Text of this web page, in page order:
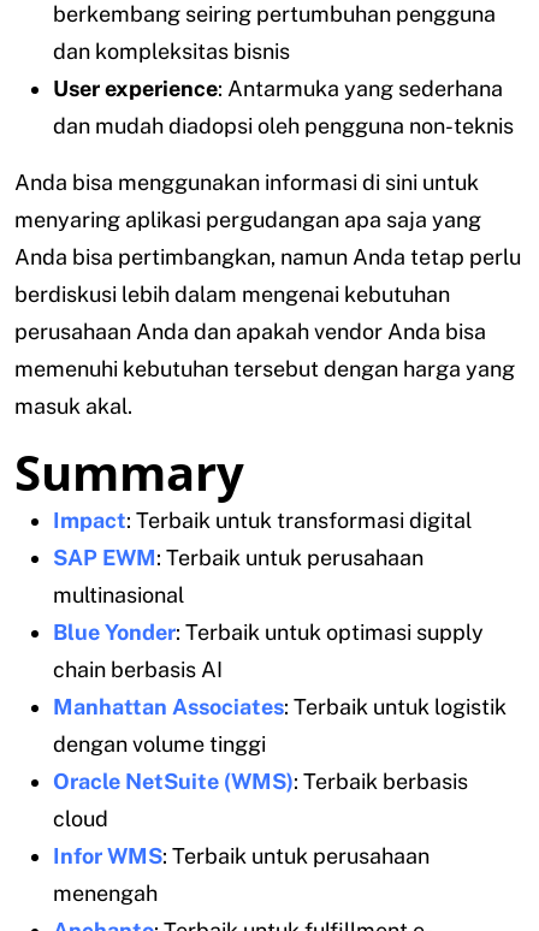
berkembang seiring pertumbuhan pengguna
dan kompleksitas bisnis
User experience: Antarmuka yang sederhana
dan mudah diadopsi oleh pengguna non-teknis
Anda bisa menggunakan informasi di sini untuk
menyaring aplikasi pergudangan apa saja yang
Anda bisa pertimbangkan, namun Anda tetap perlu
berdiskusi lebih dalam mengenai kebutuhan
perusahaan Anda dan apakah vendor Anda bisa
memenuhi kebutuhan tersebut dengan harga yang
masuk akal.
Summary
Impact: Terbaik untuk transformasi digital
SAP EWM: Terbaik untuk perusahaan
multinasional
Blue Yonder: Terbaik untuk optimasi supply
chain berbasis AI
Manhattan Associates: Terbaik untuk logistik
dengan volume tinggi
Oracle NetSuite (WMS): Terbaik berbasis
cloud
Infor WMS: Terbaik untuk perusahaan
menengah